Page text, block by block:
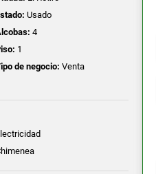
Usado
4
1
de negocio: Venta